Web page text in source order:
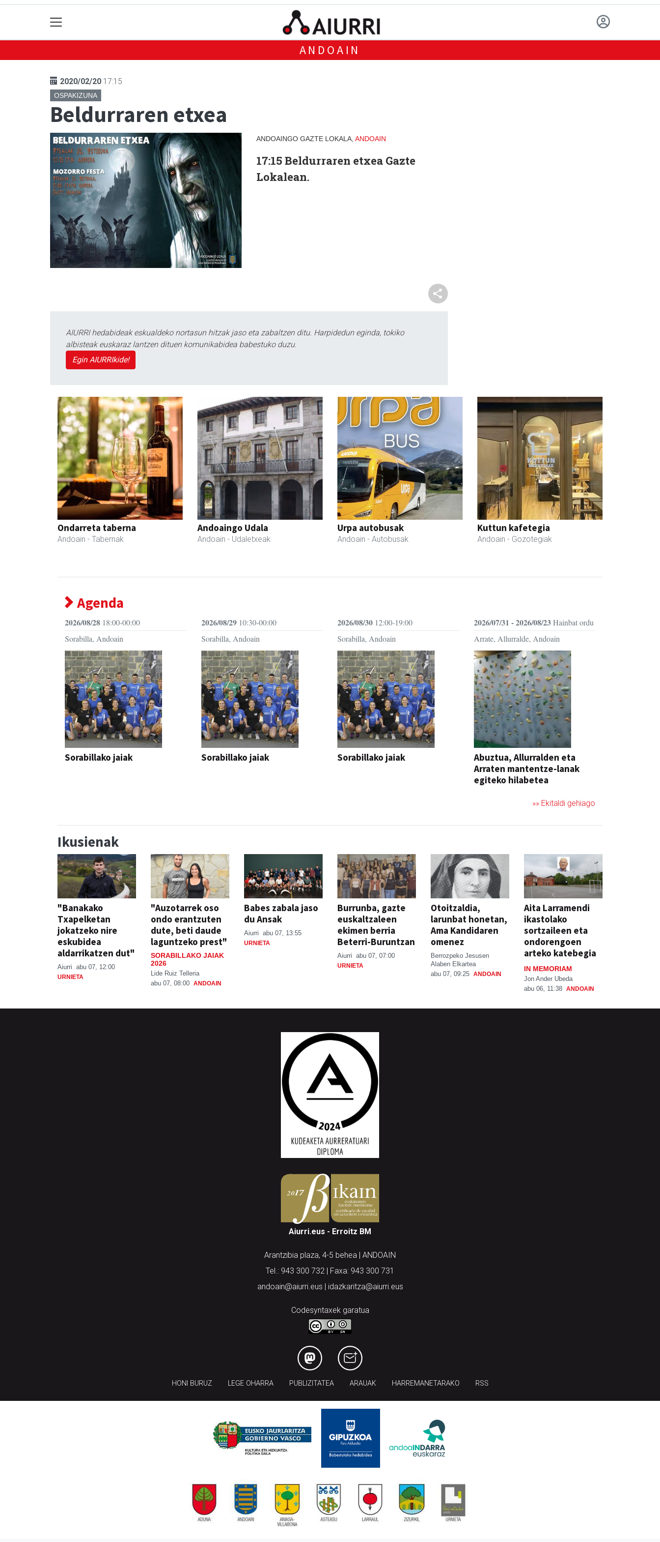
ANDOAIN
2020/02/20 17:15
OSPAKIZUNA
Beldurraren etxea
ANDOAINGO GAZTE LOKALA, ANDOAIN
17:15 Beldurraren etxea Gazte
Lokalean.
AIURRI hedabideak eskualdeko nortasun hitzak jaso eta zabaltzen ditu. Harpidedun eginda, tokiko
albisteak euskaraz lantzen dituen komunikabidea babestuko duzu.
Egin AIURRIkide!
Ondarreta taberna
Andoain - Tabernak
Andoaingo Udala
Andoain - Udaletxeak
Urpa autobusak
Andoain - Autobusak
Kuttun kafetegia
Andoain - Gozotegiak
Agenda
2026/08/28 18:00-00:00
Sorabilla, Andoain
Sorabillako jaiak
2026/08/2910:30-00:00
Sorabilla, Andoain
Sorabillako jaiak
2026/08/30 12:00-19:00
Sorabilla, Andoain
Sorabillako jaiak
2026/07/31 - 2026/08/23Hainbat ordu
Arrate, Allurralde, Andoain
Abuztua, Allurralden eta
Arraten mantentze-lanak
egiteko hilabetea
»» Ekitaldi gehiago
Ikusienak
"Banakako
Txapelketan
jokatzeko nire
eskubidea
aldarrikatzen dut"
Aiurri abu 07, 12:00
URNIETA
"Auzotarrek oso
ondo erantzuten
dute, beti daude
laguntzeko prest"
SORABILLAKO JAIAK
2026
Lide Ruiz Telleria
abu 07, 08:00 ANDOAIN
Babes zabala jaso
du Ansak
Aiurri abu 07, 13:55
URNIETA
Burrunba, gazte
euskaltzaleen
ekimen berria
Beterri-Buruntzan
Aiurri abu 07, 07:00
URNIETA
Otoitzaldia,
larunbat honetan,
Ama Kandidaren
omenez
Berrozpeko Jesusen
Alaben Elkartea
abu 07, 09:25 ANDOAIN
Aita Larramendi
ikastolako
sortzaileen eta
ondorengoen
arteko katebegia
IN MEMORIAM
Jon Ander Ubeda
abu 06, 11:38 ANDOAIN
Aiurri.eus - Erroitz BM
Arantzibia plaza, 4-5 behea | ANDOAIN
Tel.: 943 300 732 | Faxa: 943 300 731
andoain@aiurri.eus | idazkaritza@aiurri.eus
Codesyntaxek garatua
HONI BURUZ LEGE OHARRA PUBLIZITATEA ARAUAK HARREMANETARAKO RSS